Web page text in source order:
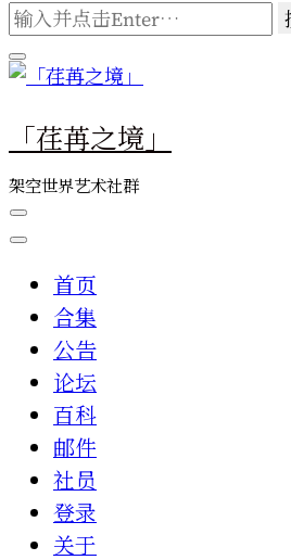
找
什
么
西
吗?
「荏苒之境」
架空世界艺术社群
首页
合集
公告
论坛
百科
邮件
社员
登录
关于